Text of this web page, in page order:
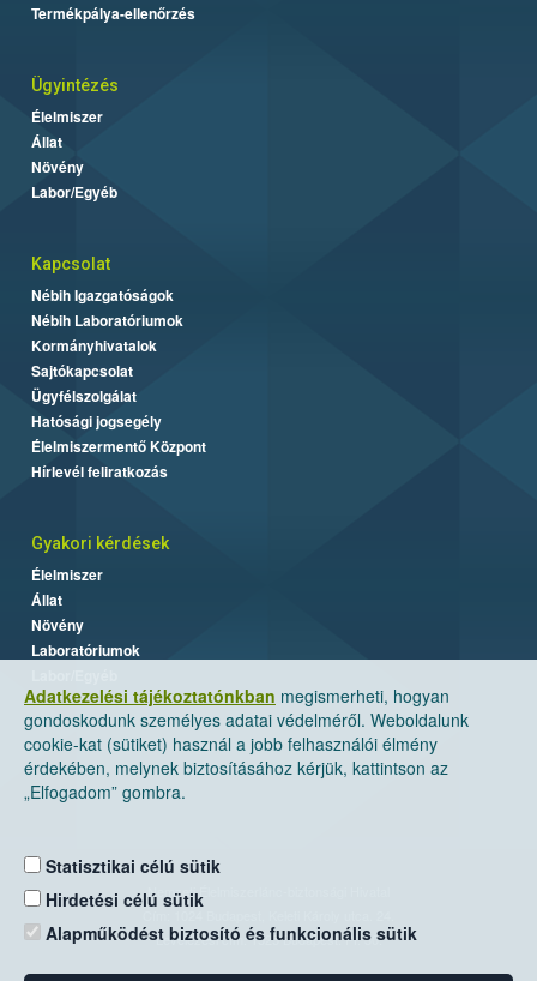
Adatkezelési tájékoztatónkban megismerheti, hogyan
gondoskodunk személyes adatai védelméről. Weboldalunk
cookie-kat (sütiket) használ a jobb felhasználói élmény
érdekében, melynek biztosításához kérjük, kattintson az
„Elfogadom” gombra.
Statisztikai célú sütik
Hirdetési célú sütik
Alapműködést biztosító és funkcionális sütik
Termékpálya-ellenőrzés
Ügyintézés
Élelmiszer
Állat
Növény
Labor/Egyéb
Kapcsolat
Nébih Igazgatóságok
Nébih Laboratóriumok
Kormányhivatalok
Sajtókapcsolat
Ügyfélszolgálat
Hatósági jogsegély
Élelmiszermentő Központ
Hírlevél feliratkozás
Gyakori kérdések
Élelmiszer
Állat
Növény
Laboratóriumok
Nemzeti Élelmiszerlánc-biztonsági Hivatal
Levelezési cím: 1525 Budapest. Pf. 30.